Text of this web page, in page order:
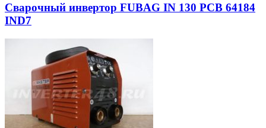
Сварочный инвертор FUBAG IN 130 PCB 64184
IND7